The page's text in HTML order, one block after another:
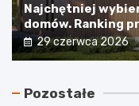
Najchętniej
domów. Ranking
29 czerwca 2026
Pozostałe